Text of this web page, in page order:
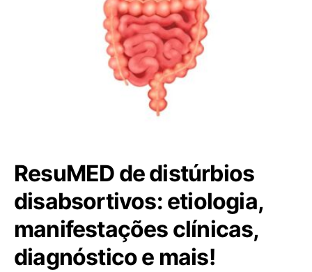
ResuMED de distúrbios
disabsortivos: etiologia,
manifestações clínicas,
diagnóstico e mais!